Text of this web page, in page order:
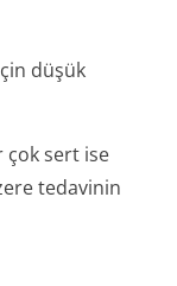
düşük
çok sert ise
tedavinin